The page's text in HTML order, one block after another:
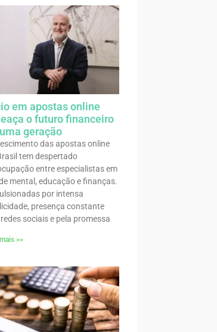
em apostas online
o futuro financeiro
geração
das apostas online
tem despertado
entre especialistas em
mental, educação e finanças.
por intensa
presença constante
sociais e pela promessa
>>